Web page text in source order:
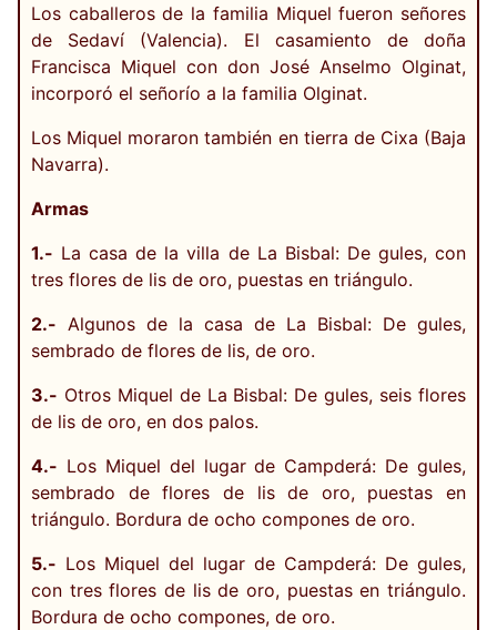
Los caballeros de la familia Miquel fueron señores
de Sedaví (Valencia). El casamiento de doña
Francisca Miquel con don José Anselmo Olginat,
incorporó el señorío a la familia Olginat.
Los Miquel moraron también en tierra de Cixa (Baja
Navarra).
Armas
1.- La casa de la villa de La Bisbal: De gules, con
tres flores de lis de oro, puestas en triángulo.
2.- Algunos de la casa de La Bisbal: De gules,
sembrado de flores de lis, de oro.
3.- Otros Miquel de La Bisbal: De gules, seis flores
de lis de oro, en dos palos.
4.- Los Miquel del lugar de Campderá: De gules,
sembrado de flores de lis de oro, puestas en
triángulo. Bordura de ocho compones de oro.
5.- Los Miquel del lugar de Campderá: De gules,
con tres flores de lis de oro, puestas en triángulo.
Bordura de ocho compones, de oro.